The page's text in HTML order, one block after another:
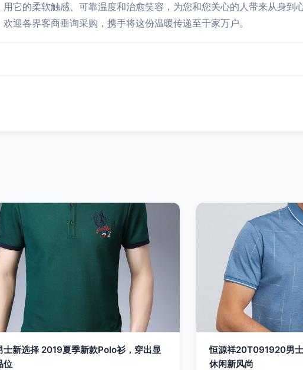
它的柔软触感、可靠温度和治愈笑容，为您和您关心的人带来从身到
迎各界客商垂询采购，携手将这份温暖传递至千家万户。
士新选择 2019夏季新款Polo衫，穿出显
位
恒源祥20T091920男
休闲新风尚